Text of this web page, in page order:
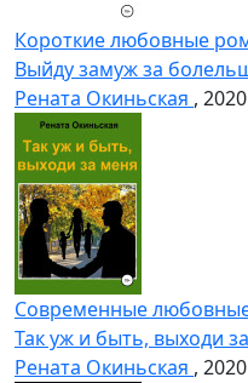
Короткие любовные
Выйду замуж за
Рената Окиньская , 2020
Современные
Так уж и быть, выходи
Рената Окиньская , 2020